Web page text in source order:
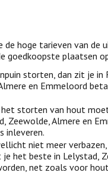
hoge tarieven van de
goedkoopste plaatsen
storten, dan zit je in
en Emmeloord
storten van hout
Zeewolde, Almere en
inleveren.
niet meer
het beste in Lelystad,
net zoals voor